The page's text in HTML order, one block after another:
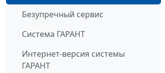
Безупречный сервис
Система ГАРАНТ
Интернет-версия системы
ГАРАНТ